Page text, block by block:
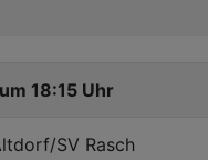
18:15 Uhr
SV Rasch